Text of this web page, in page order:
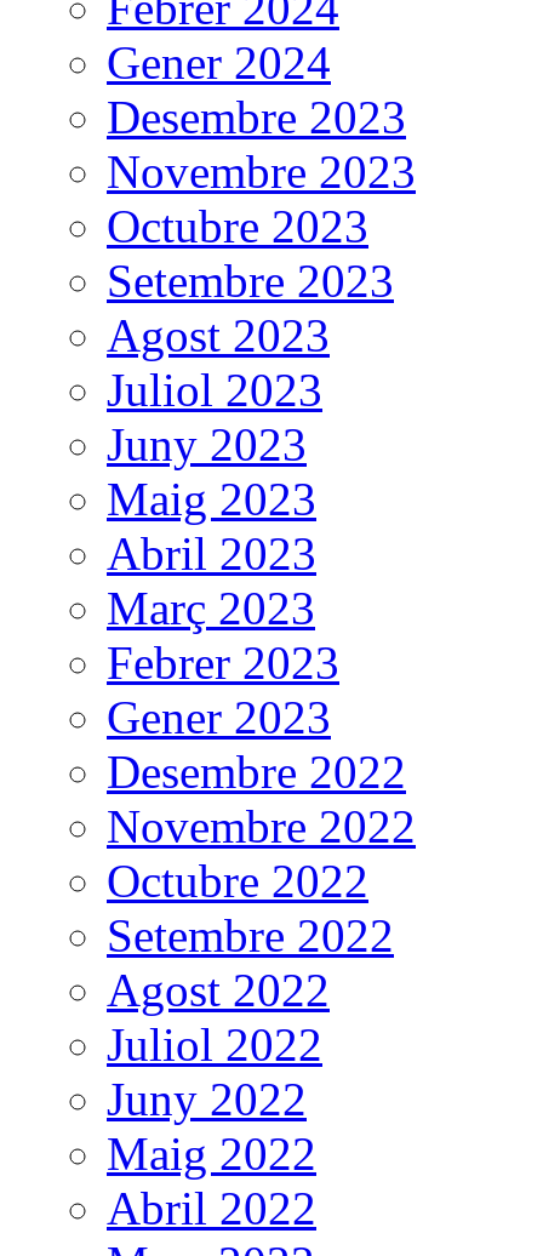
Gener 2024
Desembre 2023
Novembre 2023
Octubre 2023
Setembre 2023
Agost 2023
Juliol 2023
Juny 2023
Maig 2023
Abril 2023
Març 2023
Febrer 2023
Gener 2023
Desembre 2022
Novembre 2022
Octubre 2022
Setembre 2022
Agost 2022
Juliol 2022
Juny 2022
Maig 2022
Abril 2022